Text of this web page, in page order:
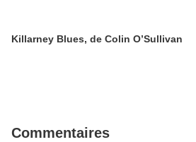
Killarney Blues, de Colin O’Sullivan
Commentaires